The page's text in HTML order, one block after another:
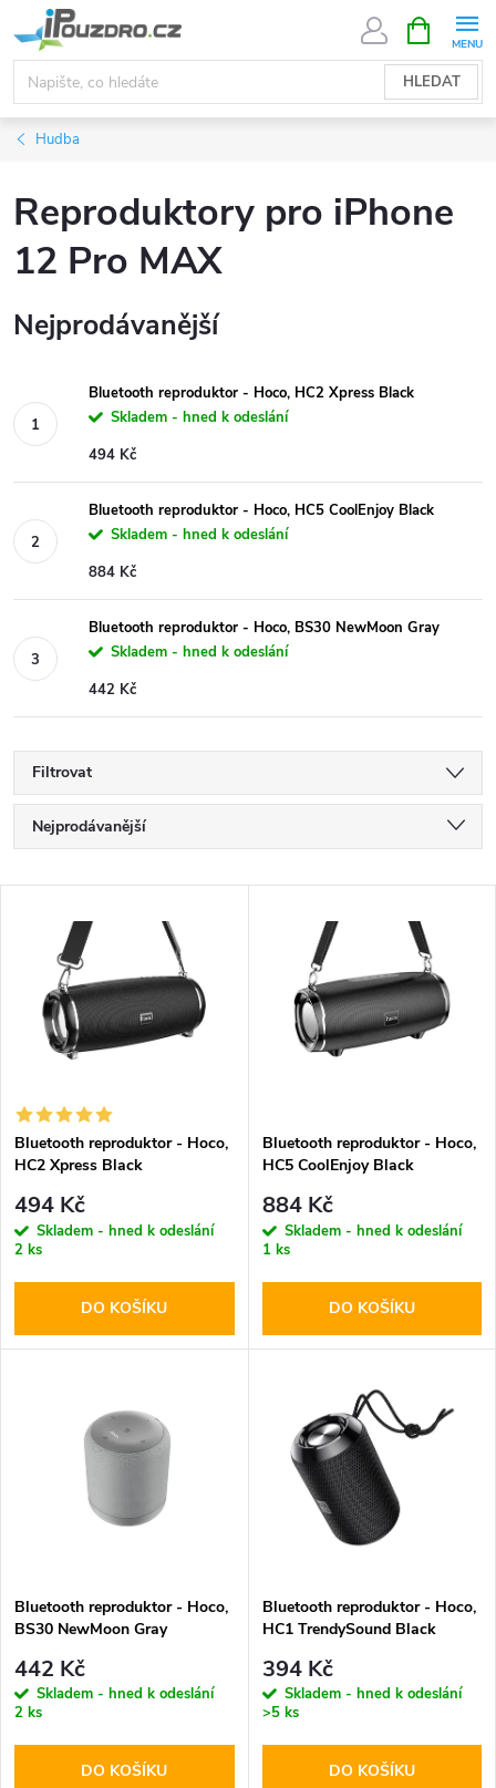
na
obsah
HLEDAT
NÁKUPNÍ
KOŠÍK
Hudba
Reproduktory pro iPhone
12 Pro MAX
Nejprodávanější
Bluetooth reproduktor - Hoco, HC2 Xpress Black
Skladem - hned k odeslání
494 Kč
Bluetooth reproduktor - Hoco, HC5 CoolEnjoy Black
Skladem - hned k odeslání
884 Kč
Bluetooth reproduktor - Hoco, BS30 NewMoon Gray
Skladem - hned k odeslání
442 Kč
Filtrovat
Ř
a
í
p
r
o
d
Nejprodávanější
Abecedně
s
p
r
o
d
Bluetooth reproduktor - Hoco,
HC2 Xpress Black
494 Kč
Skladem - hned k odeslání
2 ks
DO KOŠÍKU
Bluetooth reproduktor - Hoco,
HC5 CoolEnjoy Black
884 Kč
Skladem - hned k odeslání
1 ks
DO KOŠÍKU
Bluetooth reproduktor - Hoco,
BS30 NewMoon Gray
442 Kč
Skladem - hned k odeslání
2 ks
DO KOŠÍKU
Bluetooth reproduktor - Hoco,
HC1 TrendySound Black
394 Kč
Skladem - hned k odeslání
>5 ks
DO KOŠÍKU